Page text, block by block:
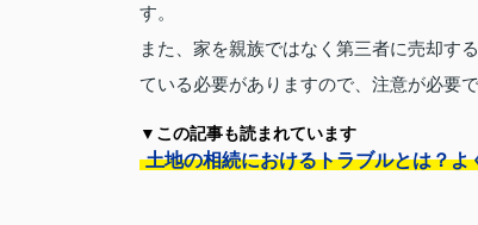
す。
また、家を親族ではなく第三者に売却す
ている必要がありますので、注意が必要で
▼この記事も読まれています
土地の相続におけるトラブルとは？